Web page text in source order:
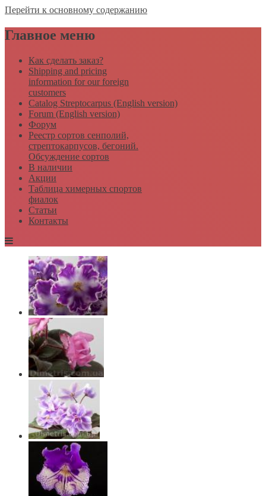
Перейти к основному содержанию
Главное меню
Как сделать заказ?
Shipping and pricing
information for our foreign
customers
Catalog Streptocarpus (English version)
Forum (English version)
Форум
Реестр сортов сенполий,
стрептокарпусов, бегоний.
Обсуждение сортов
В наличии
Акции
Таблица химерных спортов
фиалок
Статьи
Контакты